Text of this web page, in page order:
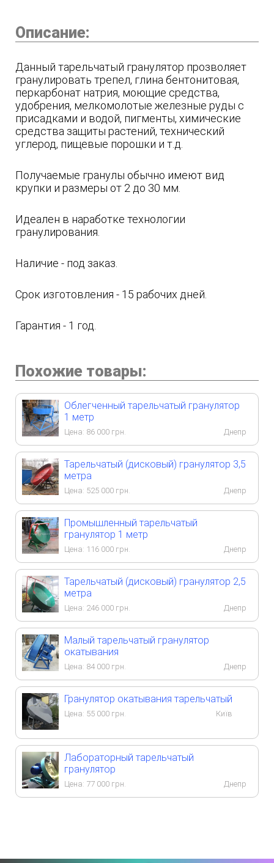
Описание:
Данный тарельчатый гранулятор прозволяет
гранулировать трепел, глина бентонитовая,
перкарбонат натрия, моющие средства,
удобрения, мелкомолотые железные руды с
присадками и водой, пигменты, химические
средства защиты растений, технический
углерод, пищевые порошки и т.д.
Получаемые гранулы обычно имеют вид
крупки и размеры от 2 до 30 мм.
Идеален в наработке технологии
гранулирования.
Наличие - под заказ.
Срок изготовления - 15 рабочих дней.
Гарантия - 1 год.
Похожие товары:
Облегченный тарельчатый гранулятор
1 метр
Цена: 86 000 грн. Днепр
Тарельчатый (дисковый) гранулятор 3,5
метра
Цена: 525 000 грн. Днепр
Промышленный тарельчатый
гранулятор 1 метр
Цена: 116 000 грн. Днепр
Тарельчатый (дисковый) гранулятор 2,5
метра
Цена: 246 000 грн. Днепр
Малый тарельчатый гранулятор
окатывания
Цена: 84 000 грн. Днепр
Гранулятор окатывания тарельчатый
Цена: 55 000 грн. Київ
Лабораторный тарельчатый
гранулятор
Цена: 77 000 грн. Днепр